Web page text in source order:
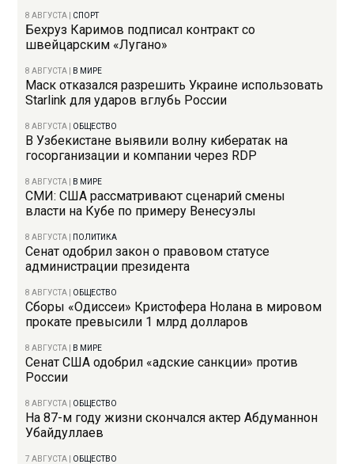
8 АВГУСТА СПОРТ
Бехруз Каримов подписал контракт со
швейцарским «Лугано»
8 АВГУСТА В МИРЕ
Маск отказался разрешить Украине использовать
Starlink для ударов вглубь России
8 АВГУСТА ОБЩЕСТВО
В Узбекистане выявили волну кибератак на
госорганизации и компании через RDP
8 АВГУСТА В МИРЕ
СМИ: США рассматривают сценарий смены
власти на Кубе по примеру Венесуэлы
8 АВГУСТА ПОЛИТИКА
Сенат одобрил закон о правовом статусе
администрации президента
8 АВГУСТА ОБЩЕСТВО
Сборы «Одиссеи» Кристофера Нолана в мировом
прокате превысили 1 млрд долларов
8 АВГУСТА В МИРЕ
Сенат США одобрил «адские санкции» против
России
8 АВГУСТА ОБЩЕСТВО
На 87-м году жизни скончался актер Абдуманнон
Убайдуллаев
7 АВГУСТА ОБЩЕСТВО